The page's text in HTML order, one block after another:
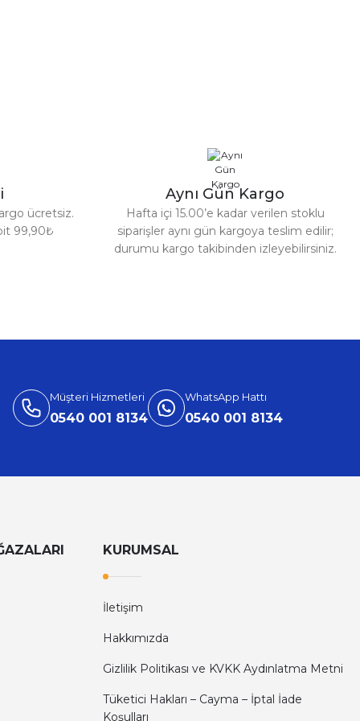
%10
CKSPOR
102 CM Katlanabilir Hazır Kurulum Trambolin Mavi
ücretsiz.
99,90₺
Aynı Gün Kargo
Hafta içi 15.00’e kadar verilen stoklu
siparişler aynı gün kargoya teslim edilir;
durumu kargo takibinden izleyebilirsiniz.
Müşteri Hizmetleri
0540 001 8134
WhatsApp Hattı
0540 001 8134
KURUMSAL
İletişim
Hakkımızda
Gizlilik Politikası ve KVKK Aydınlatma Metni
Tüketici Hakları – Cayma – İptal İade
Koşulları